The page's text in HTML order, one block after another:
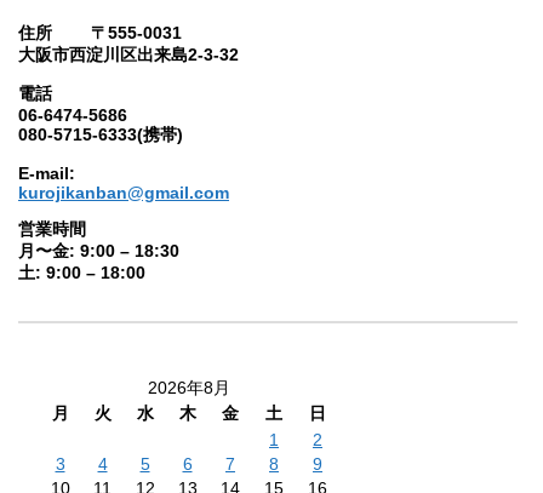
住所 〒555-0031
大阪市西淀川区出来島2-3-32
電話
06-6474-5686
080-5715-6333(携帯)
E-mail:
kurojikanban@gmail.com
営業時間
月〜金: 9:00 – 18:30
土: 9:00 – 18:00
2026年8月
月
火 水 木 金 土
日
1
2
3
4 5 6 7 8
9
10
11 12 13 14 15
16